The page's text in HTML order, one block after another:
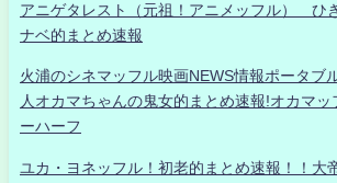
アニゲタレスト（元祖！アニメッフル） ひ
ナベ的まとめ速報
火浦のシネマッフル映画NEWS情報ポータブ
人オカマちゃんの鬼女的まとめ速報!オカマ
ーハーフ
ユカ・ヨネッフル！初老的まとめ速報！！大